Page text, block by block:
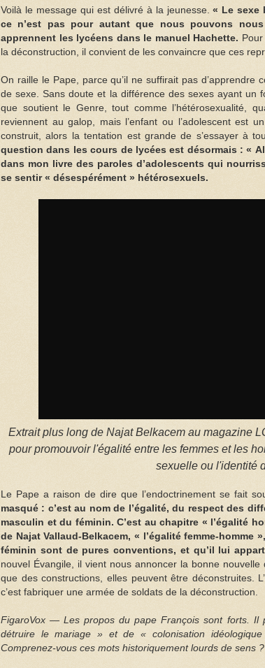
Voilà le message qui est délivré à la jeunesse.« Le sexe
ce n’est pas pour autant que nous pouvons
apprennent les lycéens dans le manuel Hachette.
la déconstruction, il convient de les convaincre que ces
On raille le Pape, parce qu’il ne suffirait pas d’apprendre
de sexe. Sans doute et la différence des sexes ayant un
que soutient le Genre, tout comme l’hétérosexualité,
reviennent au galop, mais l’enfant ou l’adolescent est
construit, alors la tentation est grande de s’essayer à
question dans les cours de lycées est désormais : «
dans mon livre des paroles d’adolescents qui
se sentir « désespérément » hétérosexuels.
Extrait plus long de Najat Belkacem au magazine
pour promouvoir l'égalité entre les femmes et les
sexuelle ou l'identité
Le Pape a raison de dire que l’endoctrinement se fait
masqué : c’est au nom de l’égalité, du respect des
masculin et du féminin. C’est au chapitre « l’égalité
de Najat Vallaud-Belkacem, « l’égalité femme-homme
féminin sont de pures conventions, et qu’il lui
nouvel Évangile, il vient nous annoncer la bonne
que des constructions, elles peuvent être déconstruites.
c’est fabriquer une armée de soldats de la déconstruction.
FigaroVox — Les propos du pape François sont forts. Il
détruire le mariage » et de « colonisation
Comprenez-vous ces mots historiquement lourds de sens ?